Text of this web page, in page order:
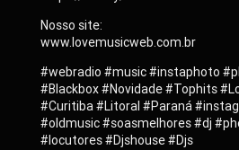
Nosso site:
www.lovemusicweb.com.br
#webradio #music #instaphoto
#Blackbox #Novidade #Tophits
#Curitiba #Litoral #Paraná
#oldmusic #soasmelhores #dj
#locutores #Djshouse #Djs